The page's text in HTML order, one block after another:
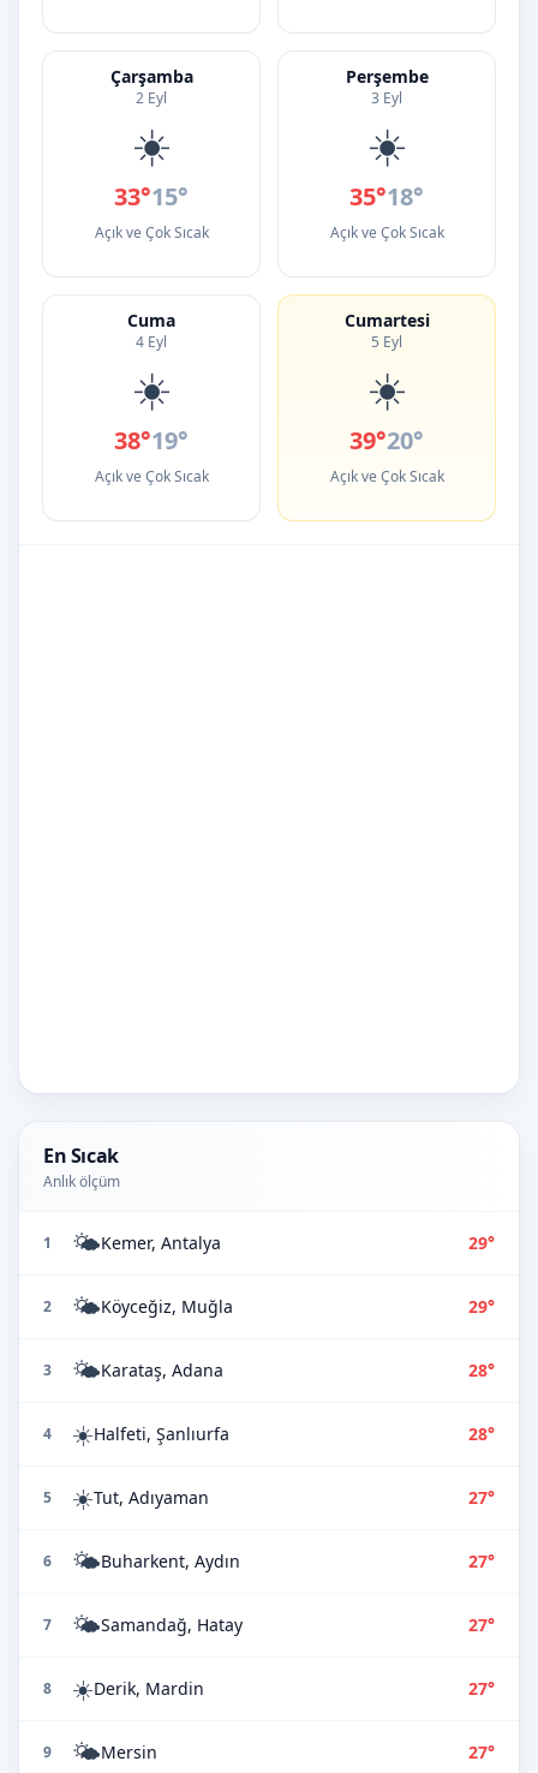
Çarşamba
2 Eyl
☀️
33°15°
Açık ve Çok Sıcak
Perşembe
3 Eyl
☀️
35°18°
Açık ve Çok Sıcak
Cuma
4 Eyl
☀️
38°19°
Açık ve Çok Sıcak
Cumartesi
5 Eyl
☀️
39°20°
Açık ve Çok Sıcak
En Sıcak
Anlık ölçüm
1 🌤️Kemer, Antalya 29°
2 🌤️Köyceğiz, Muğla 29°
3 🌤️Karataş, Adana 28°
4 ☀️Halfeti, Şanlıurfa 28°
5 ☀️Tut, Adıyaman 27°
6 🌤️Buharkent, Aydın 27°
7 🌤️Samandağ, Hatay 27°
8 ☀️Derik, Mardin 27°
9 🌤️Mersin 27°